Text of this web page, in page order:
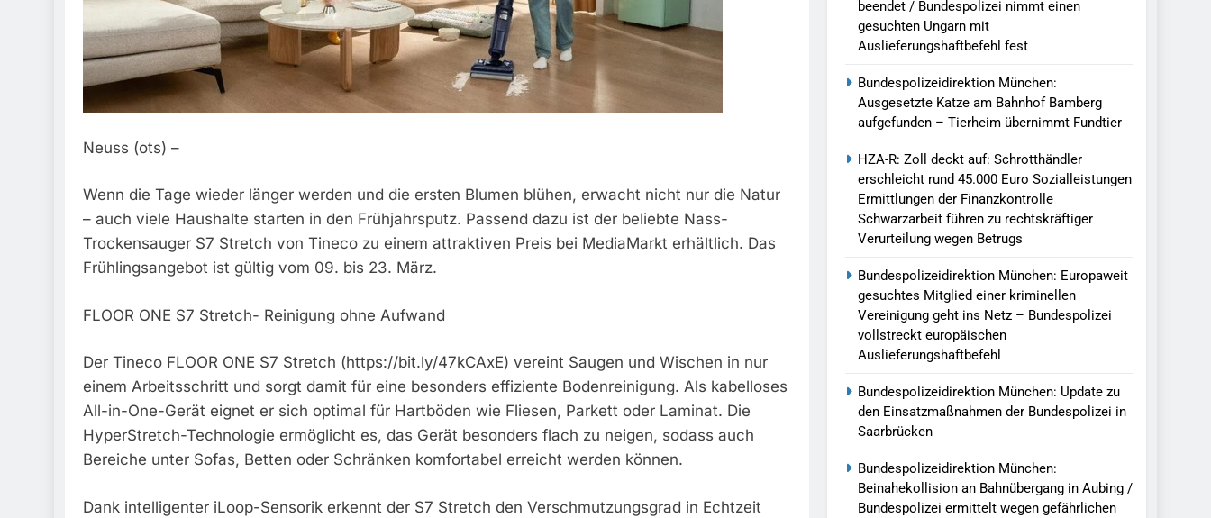
Neuss (ots) –
Wenn die Tage wieder länger werden und die ersten Blumen blühen, erwacht nicht nur die Natur
– auch viele Haushalte starten in den Frühjahrsputz. Passend dazu ist der beliebte Nass-
Trockensauger S7 Stretch von Tineco zu einem attraktiven Preis bei MediaMarkt erhältlich. Das
Frühlingsangebot ist gültig vom 09. bis 23. März.
FLOOR ONE S7 Stretch- Reinigung ohne Aufwand
Der Tineco FLOOR ONE S7 Stretch (https://bit.ly/47kCAxE) vereint Saugen und Wischen in nur
einem Arbeitsschritt und sorgt damit für eine besonders effiziente Bodenreinigung. Als kabelloses
All-in-One-Gerät eignet er sich optimal für Hartböden wie Fliesen, Parkett oder Laminat. Die
HyperStretch-Technologie ermöglicht es, das Gerät besonders flach zu neigen, sodass auch
Bereiche unter Sofas, Betten oder Schränken komfortabel erreicht werden können.
Dank intelligenter iLoop-Sensorik erkennt der S7 Stretch den Verschmutzungsgrad in Echtzeit
beendet / Bundespolizei nimmt einen
gesuchten Ungarn mit
Auslieferungshaftbefehl fest
Bundespolizeidirektion München:
Ausgesetzte Katze am Bahnhof Bamberg
aufgefunden – Tierheim übernimmt Fundtier
HZA-R: Zoll deckt auf: Schrotthändler
erschleicht rund 45.000 Euro Sozialleistungen
Ermittlungen der Finanzkontrolle
Schwarzarbeit führen zu rechtskräftiger
Verurteilung wegen Betrugs
Bundespolizeidirektion München: Europaweit
gesuchtes Mitglied einer kriminellen
Vereinigung geht ins Netz – Bundespolizei
vollstreckt europäischen
Auslieferungshaftbefehl
Bundespolizeidirektion München: Update zu
den Einsatzmaßnahmen der Bundespolizei in
Saarbrücken
Bundespolizeidirektion München:
Beinahekollision an Bahnübergang in Aubing /
Bundespolizei ermittelt wegen gefährlichen